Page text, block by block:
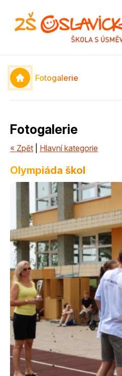
Fotogalerie
Fotogalerie
« Zpět Hlavní kategorie
Olympiáda škol